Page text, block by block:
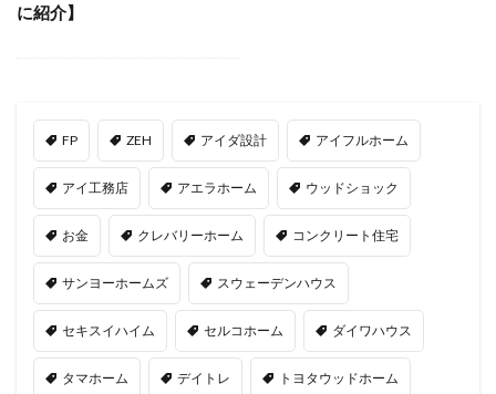
に紹介】
FP ZEH アイダ設計 アイフルホーム
アイ工務店 アエラホーム ウッドショック
お金 クレバリーホーム コンクリート住宅
サンヨーホームズ スウェーデンハウス
セキスイハイム セルコホーム ダイワハウス
タマホーム デイトレ トヨタウッドホーム